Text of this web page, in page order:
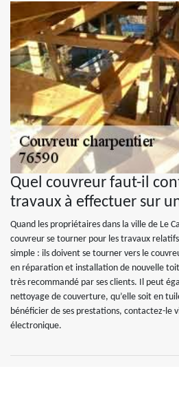
Quel couvreur faut-il
travaux à effectuer sur
Quand les propriétaires dans la ville de Le
couvreur se tourner pour les travaux
simple : ils doivent se tourner vers le
en réparation et installation de nouvelle
très recommandé par ses clients. Il peut
nettoyage de couverture, qu’elle soit en
bénéficier de ses prestations, contactez-le
électronique.